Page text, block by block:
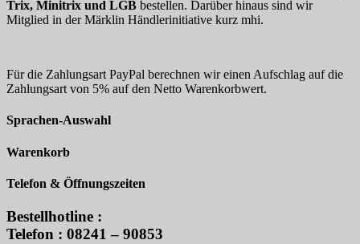
Trix, Minitrix und LGB bestellen. Darüber hinaus sind wir
Mitglied in der Märklin Händlerinitiative kurz mhi.
Für die Zahlungsart PayPal berechnen wir einen Aufschlag auf die
Zahlungsart von 5% auf den Netto Warenkorbwert.
Sprachen-Auswahl
Warenkorb
Telefon & Öffnungszeiten
Bestellhotline :
Telefon : 08241 – 90853